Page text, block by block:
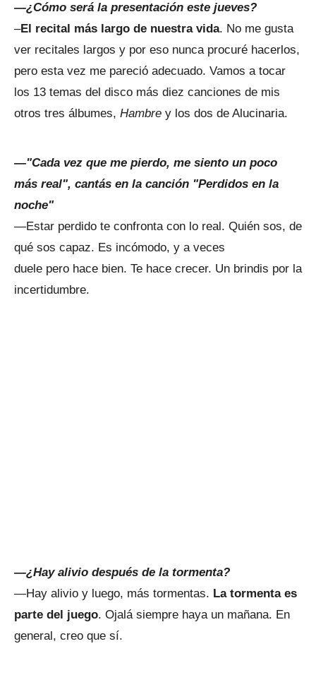
—¿Cómo será la presentación este jueves?
–El recital más largo de nuestra vida. No me gusta
ver recitales largos y por eso nunca procuré hacerlos,
pero esta vez me pareció adecuado. Vamos a tocar
los 13 temas del disco más diez canciones de mis
otros tres álbumes, Hambre y los dos de Alucinaria.
—"Cada vez que me pierdo, me siento un poco
más real", cantás en la canción "Perdidos en la
noche"
—Estar perdido te confronta con lo real. Quién sos, de
qué sos capaz. Es incómodo, y a veces
duele pero hace bien. Te hace crecer. Un brindis por la
incertidumbre.
—¿Hay alivio después de la tormenta?
—Hay alivio y luego, más tormentas. La tormenta es
parte del juego. Ojalá siempre haya un mañana. En
general, creo que sí.